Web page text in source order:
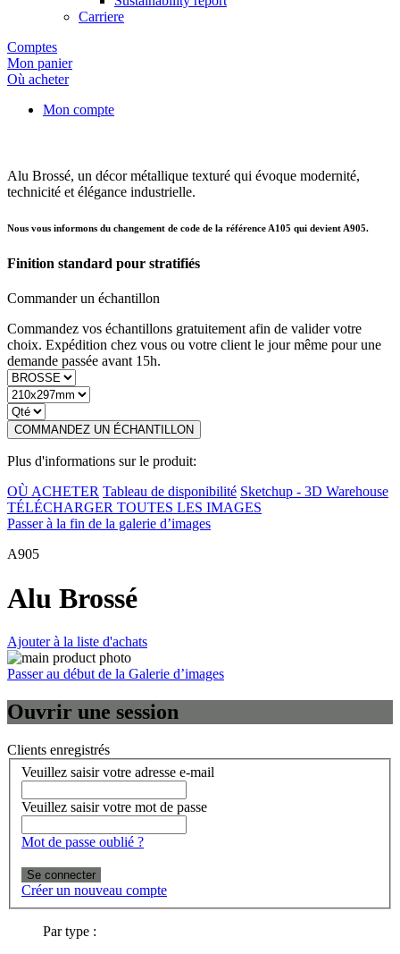
Carriere
Comptes
Mon panier
Où acheter
Mon compte
Alu Brossé, un décor métallique texturé qui évoque modernité,
technicité et élégance industrielle.
Nous vous informons du changement de code de la référence A105 qui devient A905.
Finition standard pour stratifiés
Commander un échantillon
Commandez vos échantillons gratuitement afin de valider votre
choix. Expédition chez vous ou votre client le jour même pour une
demande passée avant 15h.
COMMANDEZ UN ÉCHANTILLON
Plus d'informations sur le produit:
OÙ ACHETER Tableau de disponibilité Sketchup - 3D Warehouse
TÉLÉCHARGER TOUTES LES IMAGES
Passer à la fin de la galerie d’images
A905
Alu Brossé
Ajouter à la liste d'achats
Passer au début de la Galerie d’images
Ouvrir une session
Clients enregistrés
Veuillez saisir votre adresse e-mail
Veuillez saisir votre mot de passe
Mot de passe oublié ?
Se connecter
Créer un nouveau compte
Par type :